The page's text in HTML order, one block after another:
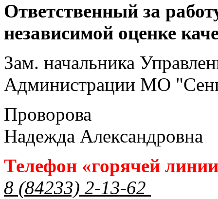
Ответственный за
независимой оценке
Зам. начальника
Администрации МО
Проворова
Надежда Александровна
Телефон «горячей
8 (84233) 2-13-62